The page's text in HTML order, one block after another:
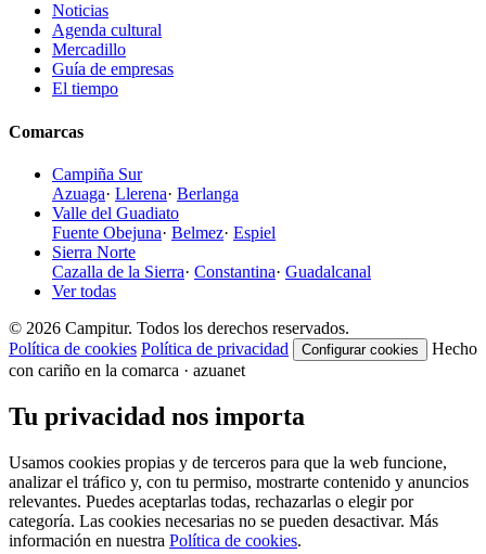
Noticias
Agenda cultural
Mercadillo
Guía de empresas
El tiempo
Comarcas
Campiña Sur
Azuaga· Llerena· Berlanga
Valle del Guadiato
Fuente Obejuna· Belmez· Espiel
Sierra Norte
Cazalla de la Sierra· Constantina· Guadalcanal
Ver todas
© 2026 Campitur. Todos los derechos reservados.
Política de cookies Política de privacidad Configurar cookies
Hecho
con cariño en la comarca · azuanet
Tu privacidad nos importa
Usamos cookies propias y de terceros para que la web funcione,
analizar el tráfico y, con tu permiso, mostrarte contenido y anuncios
relevantes. Puedes aceptarlas todas, rechazarlas o elegir por
categoría. Las cookies necesarias no se pueden desactivar. Más
información en nuestra Política de cookies.